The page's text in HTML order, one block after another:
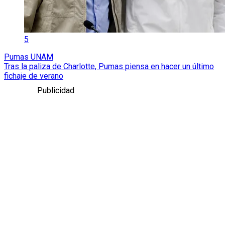
5
Pumas UNAM
Tras la paliza de Charlotte, Pumas piensa en hacer un último
fichaje de verano
Publicidad